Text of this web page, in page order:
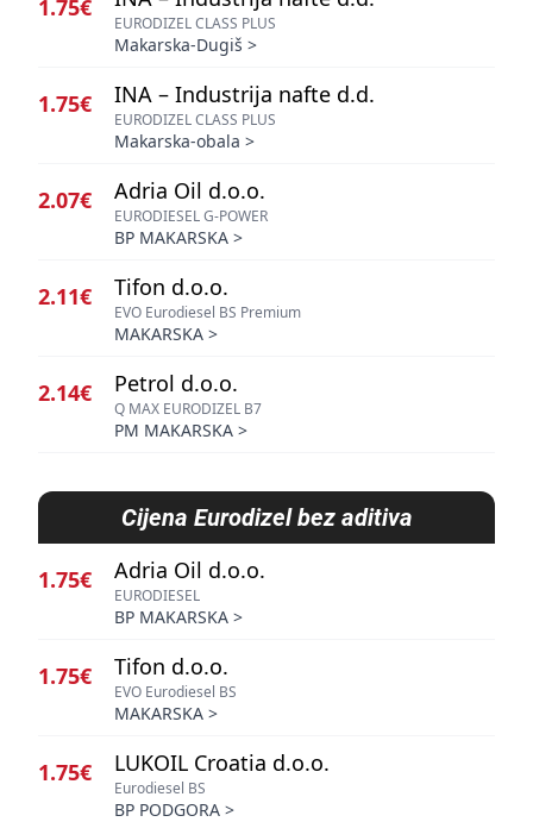
1.75€
EURODIZEL CLASS PLUS
Makarska-Dugiš >
1.75€ INA – Industrija nafte d.d.
EURODIZEL CLASS PLUS
Makarska-obala >
2.07€ Adria Oil d.o.o.
EURODIESEL G-POWER
BP MAKARSKA >
2.11€ Tifon d.o.o.
EVO Eurodiesel BS Premium
MAKARSKA >
2.14€ Petrol d.o.o.
Q MAX EURODIZEL B7
PM MAKARSKA >
Cijena Eurodizel bez aditiva
1.75€ Adria Oil d.o.o.
EURODIESEL
BP MAKARSKA >
1.75€ Tifon d.o.o.
EVO Eurodiesel BS
MAKARSKA >
1.75€ LUKOIL Croatia d.o.o.
Eurodiesel BS
BP PODGORA >